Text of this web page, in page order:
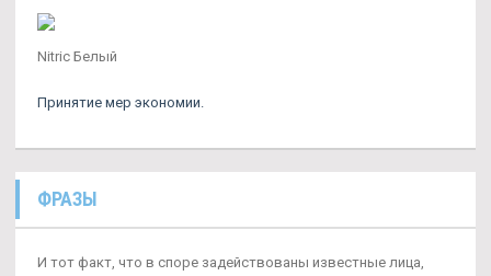
Nitric Белый
Принятие мер экономии.
ФРАЗЫ
И тот факт, что в споре задействованы известные лица,